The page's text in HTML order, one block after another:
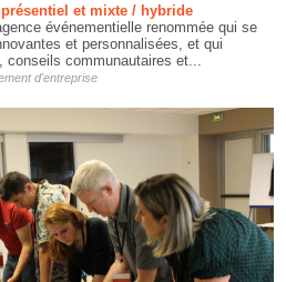
et mixte / hybride
événementielle renommée qui se
et personnalisées, et qui
communautaires et...
d'entreprise